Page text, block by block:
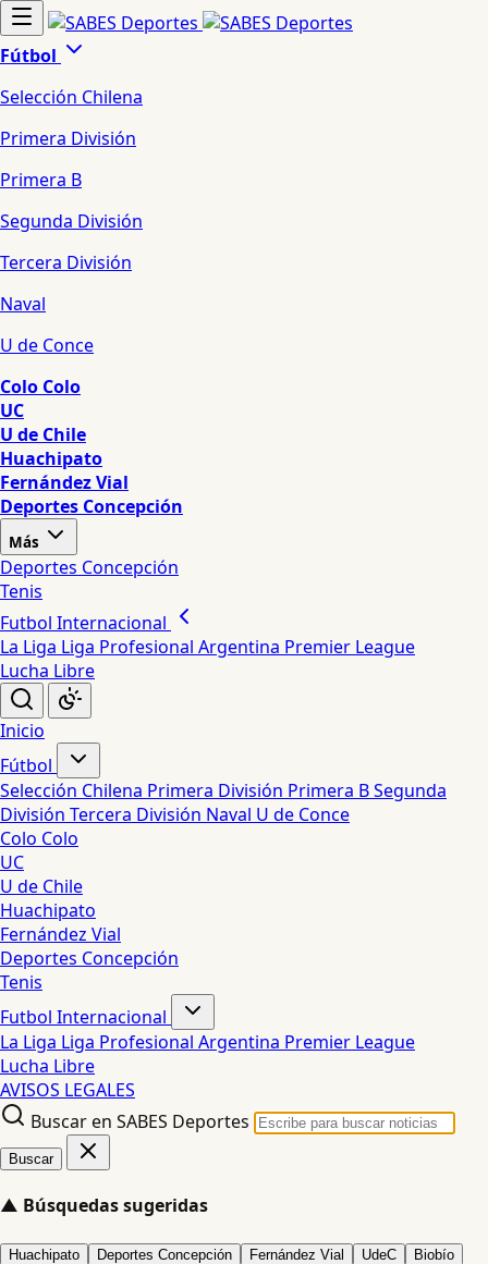
Fútbol
Selección Chilena
Primera División
Primera B
Segunda División
Tercera División
Naval
U de Conce
Colo Colo
UC
U de Chile
Huachipato
Fernández Vial
Deportes Concepción
Más
Deportes Concepción
Tenis
Futbol Internacional
La Liga Liga Profesional Argentina Premier League
Lucha Libre
Inicio
Fútbol
Selección Chilena Primera División Primera BSegunda
División Tercera División Naval U de Conce
Colo Colo
UC
U de Chile
Huachipato
Fernández Vial
Deportes Concepción
Tenis
Futbol Internacional
La Liga Liga Profesional Argentina Premier League
Lucha Libre
AVISOS LEGALES
Buscar en SABES Deportes
Buscar
▲ Búsquedas sugeridas
Huachipato Deportes Concepción Fernández Vial UdeC Biobío